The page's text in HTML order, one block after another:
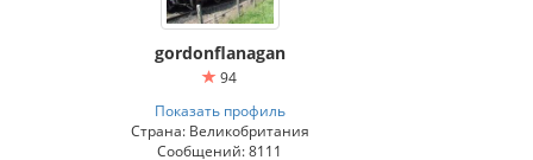
gordonflanagan
94
Показать профиль
Страна: Великобритания
Сообщений: 8111